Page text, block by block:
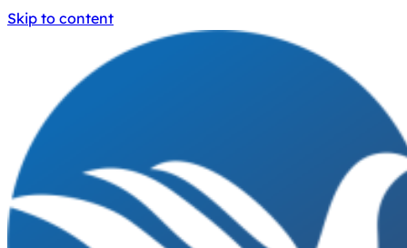
Skip to content